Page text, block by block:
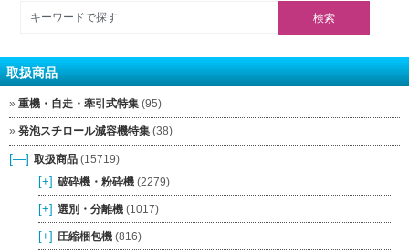
取扱商品
重機・自走・牽引式特集 (95)
発泡スチロール減容機特集 (38)
[—] 取扱商品 (15719)
[+] 破砕機・粉砕機 (2279)
[+] 選別・分離機 (1017)
[+] 圧縮梱包機 (816)